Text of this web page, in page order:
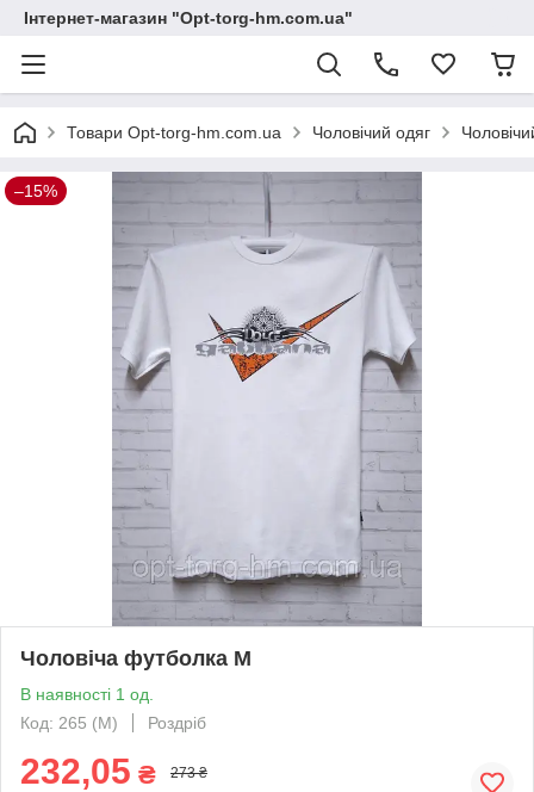
Інтернет-магазин "Opt-torg-hm.com.ua"
Товари Opt-torg-hm.com.ua Чоловічий одяг
–15%
Чоловіча футболка M
В наявності 1 од.
Код: 265 (M)
Роздріб
232,05 ₴ 273 ₴